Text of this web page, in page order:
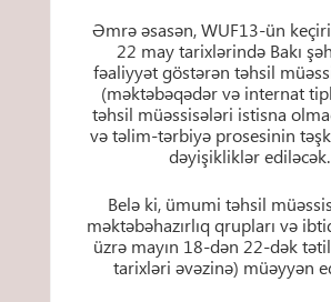
Əmrə əsasən, WUF13-ün
22 may tarixlərində Bakı
fəaliyyət göstərən təhsil
(məktəbəqədər və internat
təhsil müəssisələri istisna
və təlim-tərbiyə prosesinin
dəyişikliklər ediləcək.
Belə ki, ümumi təhsil
məktəbəhazırlıq qrupları və
üzrə mayın 18-dən 22-dək
tarixləri əvəzinə) müəyyən